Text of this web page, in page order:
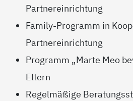
Partnereinrichtung
Family-Programm in
Partnereinrichtung
Programm „Marte Meo
Eltern
Regelmäßige